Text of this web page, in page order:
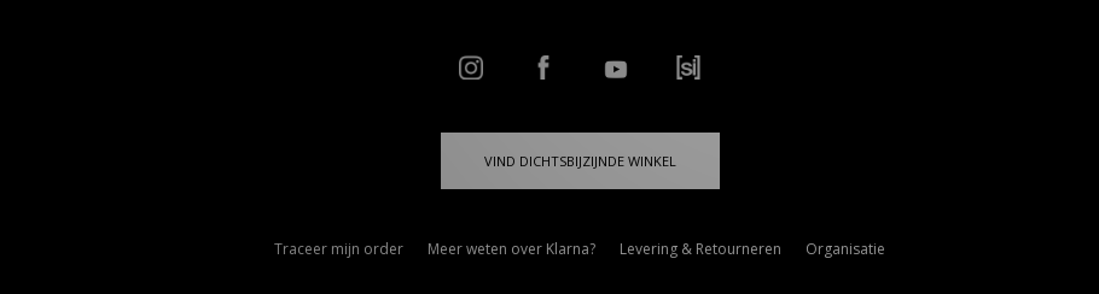
VIND DICHTSBIJZIJNDE WINKEL
Traceer mijn order Meer weten over Klarna? Levering & Retourneren Organisatie